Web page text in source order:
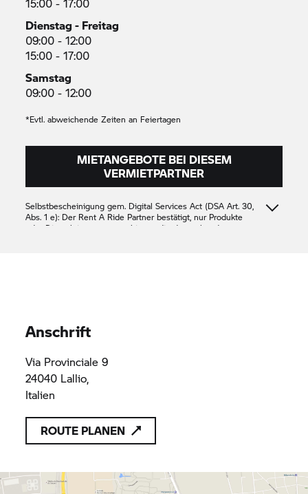
Dienstag - Freitag
09:00 - 12:00
15:00 - 17:00
Samstag
09:00 - 12:00
*Evtl. abweichende Zeiten an Feiertagen
MIETANGEBOTE BEI DIESEM
VERMIETPARTNER
Selbstbescheinigung gem. Digital Services Act (DSA Art. 30,
Abs. 1 e): Der Rent A Ride Partner bestätigt, nur Produkte
oder Dienstleistungen anzubieten, die den geltenden
Anschrift
Via Provinciale 9
24040 Lallio,
Italien
ROUTE PLANEN